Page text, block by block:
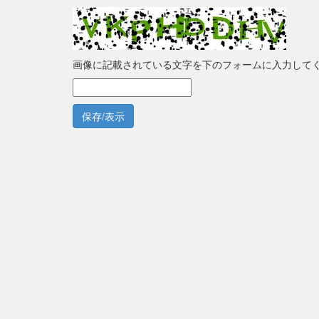
画像に記載されている文字を下のフォームに入力して
保存/表示